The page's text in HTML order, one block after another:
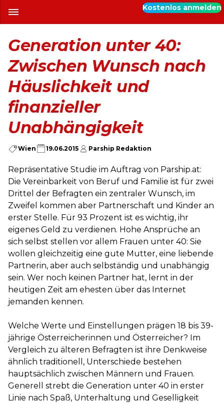
Kostenlos anmelden
Generation unter 40:
Zwischen Wunsch nach
Häuslichkeit und
finanzieller
Unabhängigkeit
Wien 19.06.2015 Parship Redaktion
Repräsentative Studie im Auftrag von Parship.at:
Die Vereinbarkeit von Beruf und Familie ist für zwei
Drittel der Befragten ein zentraler Wunsch, im
Zweifel kommen aber Partnerschaft und Kinder an
erster Stelle. Für 93 Prozent ist es wichtig, ihr
eigenes Geld zu verdienen. Hohe Ansprüche an
sich selbst stellen vor allem Frauen unter 40: Sie
wollen gleichzeitig eine gute Mutter, eine liebende
Partnerin, aber auch selbständig und unabhängig
sein. Wer noch keinen Partner hat, lernt in der
heutigen Zeit am ehesten über das Internet
jemanden kennen.
Welche Werte und Einstellungen prägen 18 bis 39-
jährige Österreicherinnen und Österreicher? Im
Vergleich zu älteren Befragten ist ihre Denkweise
ähnlich traditionell, Unterschiede bestehen
hauptsächlich zwischen Männern und Frauen.
Generell strebt die Generation unter 40 in erster
Linie nach Spaß, Unterhaltung und Geselligkeit